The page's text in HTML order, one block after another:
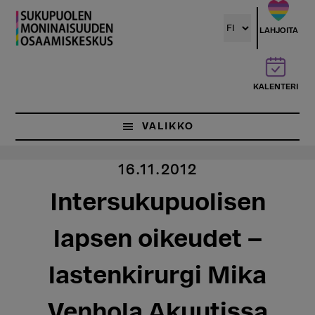
Hyppää
pääsisältöön
LAHJOITA
KALENTERI
VALIKKO
16.11.2012
Intersukupuolisen
lapsen oikeudet –
lastenkirurgi Mika